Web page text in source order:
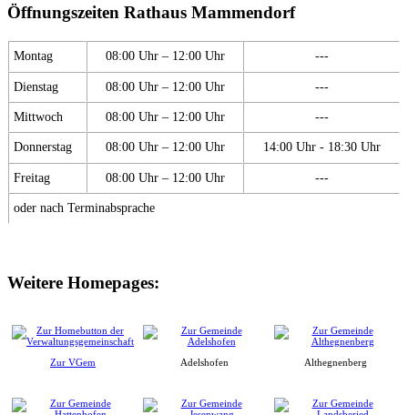
Öffnungszeiten Rathaus Mammendorf
Montag 08:00 Uhr – 12:00 Uhr ---
Dienstag 08:00 Uhr – 12:00 Uhr ---
Mittwoch 08:00 Uhr – 12:00 Uhr ---
Donnerstag 08:00 Uhr – 12:00 Uhr 14:00 Uhr - 18:30 Uhr
Freitag 08:00 Uhr – 12:00 Uhr ---
oder nach Terminabsprache
Weitere Homepages:
Zur VGem Adelshofen Althegnenberg